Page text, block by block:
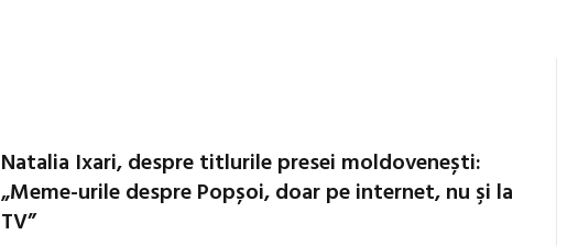
Natalia Ixari, despre titlurile presei moldovenești:
„Meme-urile despre Popșoi, doar pe internet, nu şi la
TV”